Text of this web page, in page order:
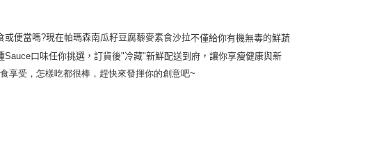
或便當嗎?現在帕瑪森南瓜籽豆腐藜麥素食沙拉不僅給你有機無毒的鮮蔬
Sauce口味任你挑選，訂貨後"冷藏"新鮮配送到府，讓你享瘦健康與新
享受，怎樣吃都很棒，趕快來發揮你的創意吧~